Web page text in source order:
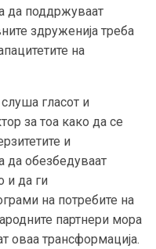
да поддржуваат
здруженија треба
на
слуша гласот и
за тоа како да се
и
да обезбедуваат
и да ги
на потребите на
партнери мора
оваа трансформација.